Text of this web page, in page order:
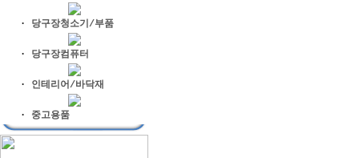
· 당구장청소기/부품
· 당구장컴퓨터
· 인테리어/바닥재
· 중고용품